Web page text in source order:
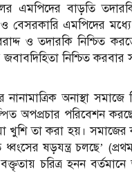
এমপিদের বাড়তি
এমপিদের মধ্যে
বরাদ্দ ও তদারকি নিশ্চিত
নিশ্চিত
অনাস্থা সমাজে
অপপ্রচার পরিবেশন
খুশি তা করা হয়। সমাজের
ধ্বংসের ষড়যন্ত্র
চরিত্র হনন